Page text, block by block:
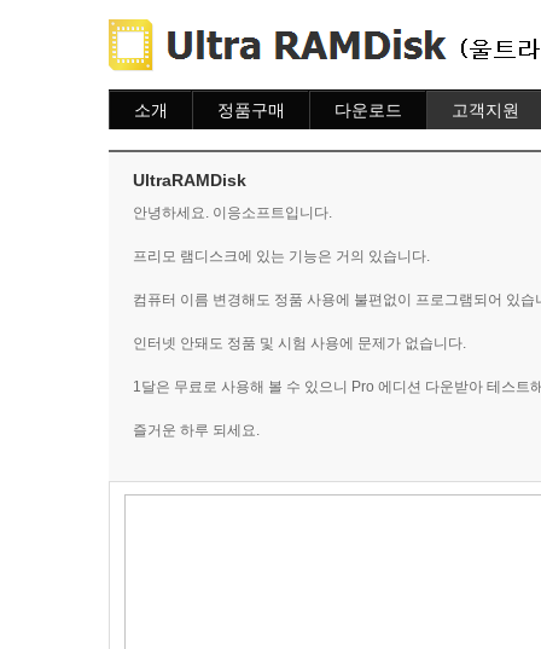
소개 정품구매
이용안내
다운로드 고객지원
UltraRAMDisk
안녕하세요. 이응소프트입니다.
프리모 램디스크에 있는 기능은 거의 있습니다.
컴퓨터 이름 변경해도 정품 사용에 불편없이 프로그램되어 있습
인터넷 안돼도 정품 및 시험 사용에 문제가 없습니다.
1달은 무료로 사용해 볼 수 있으니 Pro 에디션 다운받아 테스트
즐거운 하루 되세요.